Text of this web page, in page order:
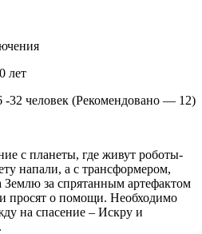
лет
-32 человек (Рекомендовано — 12)
с планеты, где живут роботы-
напали, а с трансформером,
Землю за спрятанным артефактом
просят о помощи. Необходимо
на спасение – Искру и